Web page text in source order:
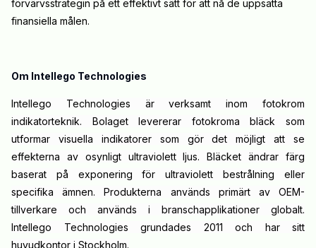
förvärvsstrategin på ett effektivt sätt för att nå de uppsatta
finansiella målen.
Om Intellego Technologies
Intellego Technologies är verksamt inom fotokrom
indikatorteknik. Bolaget levererar fotokroma bläck som
utformar visuella indikatorer som gör det möjligt att se
effekterna av osynligt ultraviolett ljus. Bläcket ändrar färg
baserat på exponering för ultraviolett bestrålning eller
specifika ämnen. Produkterna används primärt av OEM-
tillverkare och används i branschapplikationer globalt.
Intellego Technologies grundades 2011 och har sitt
huvudkontor i Stockholm.